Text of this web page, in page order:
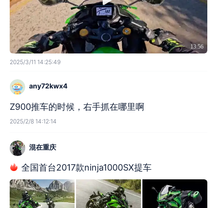
13:56
2025/3/11 14:25:49
any72kwx4
Z900推车的时候，右手抓在哪里啊
2025/2/8 14:12:14
混在重庆
全国首台2017款ninja1000SX提车